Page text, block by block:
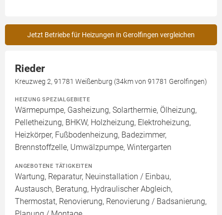
Jetzt Betriebe für Heizungen in Gerolfingen vergleichen
Rieder
Kreuzweg 2, 91781 Weißenburg (34km von 91781 Gerolfingen)
HEIZUNG SPEZIALGEBIETE
Wärmepumpe, Gasheizung, Solarthermie, Ölheizung,
Pelletheizung, BHKW, Holzheizung, Elektroheizung,
Heizkörper, Fußbodenheizung, Badezimmer,
Brennstoffzelle, Umwälzpumpe, Wintergarten
ANGEBOTENE TÄTIGKEITEN
Wartung, Reparatur, Neuinstallation / Einbau,
Austausch, Beratung, Hydraulischer Abgleich,
Thermostat, Renovierung, Renovierung / Badsanierung,